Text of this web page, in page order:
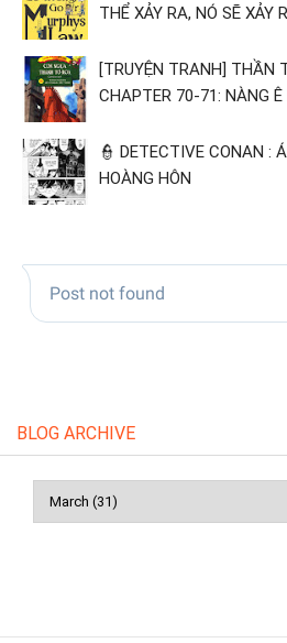
THỂ XẢY RA, NÓ SẼ XẢY
[TRUYỆN TRANH] THẦN
CHAPTER 70-71: NÀNG
👮 DETECTIVE CONAN :
HOÀNG HÔN
BLOG ARCHIVE